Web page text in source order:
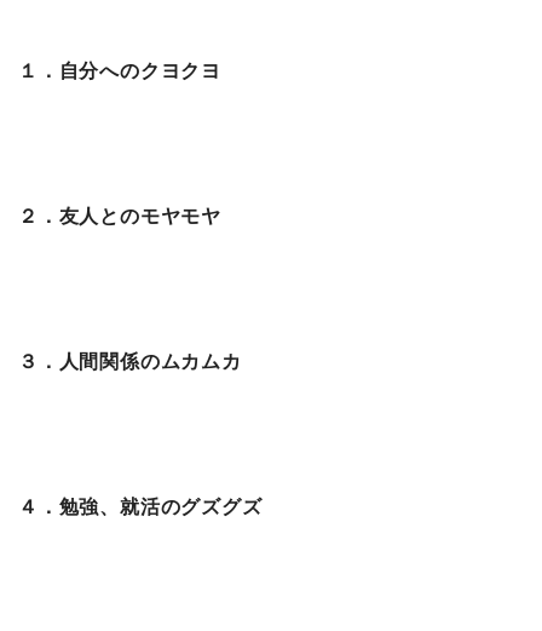
１．自分へのクヨクヨ
２．友人とのモヤモヤ
３．人間関係のムカムカ
４．勉強、就活のグズグズ